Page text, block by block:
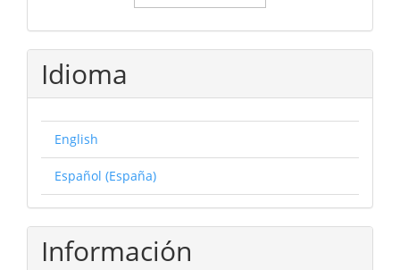
Idioma
English
Español (España)
Información